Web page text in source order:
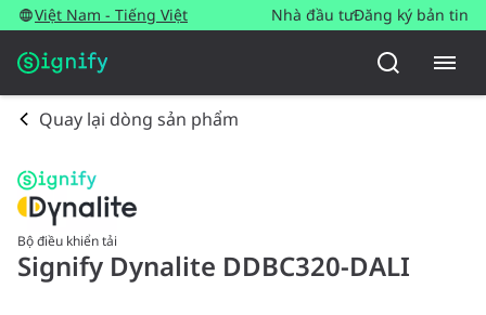
Việt Nam - Tiếng Việt Nhà đầu tưĐăng ký bản tin
Quay lại dòng sản phẩm
Bộ điều khiển tải
Signify Dynalite DDBC320-DALI